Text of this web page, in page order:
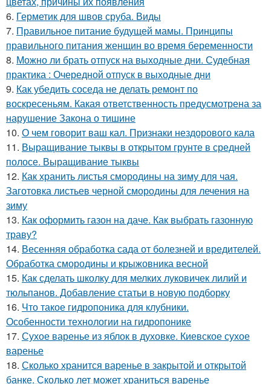
6. Герметик для швов сруба. Виды
7. Правильное питание будущей мамы. Принципы
правильного питания женщин во время беременности
8. Можно ли брать отпуск на выходные дни. Судебная
практика : Очередной отпуск в выходные дни
9. Как убедить соседа не делать ремонт по
воскресеньям. Какая ответственность предусмотрена за
нарушение Закона о тишине
10. О чем говорит ваш кал. Признаки нездорового кала
11. Выращивание тыквы в открытом грунте в средней
полосе. Выращивание тыквы
12. Как хранить листья смородины на зиму для чая.
Заготовка листьев черной смородины для лечения на
зиму
13. Как оформить газон на даче. Как выбрать газонную
траву?
14. Весенняя обработка сада от болезней и вредителей.
Обработка смородины и крыжовника весной
15. Как сделать школку для мелких луковичек лилий и
тюльпанов. Добавление статьи в новую подборку
16. Что такое гидропоника для клубники.
Особенности технологии на гидропонике
17. Сухое варенье из яблок в духовке. Киевское сухое
варенье
18. Сколько хранится варенье в закрытой и открытой
банке. Сколько лет может храниться варенье